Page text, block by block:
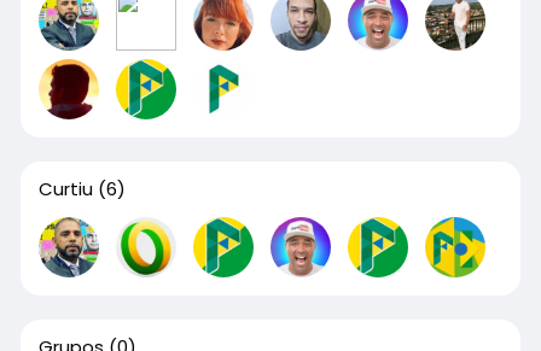
Curtiu (6)